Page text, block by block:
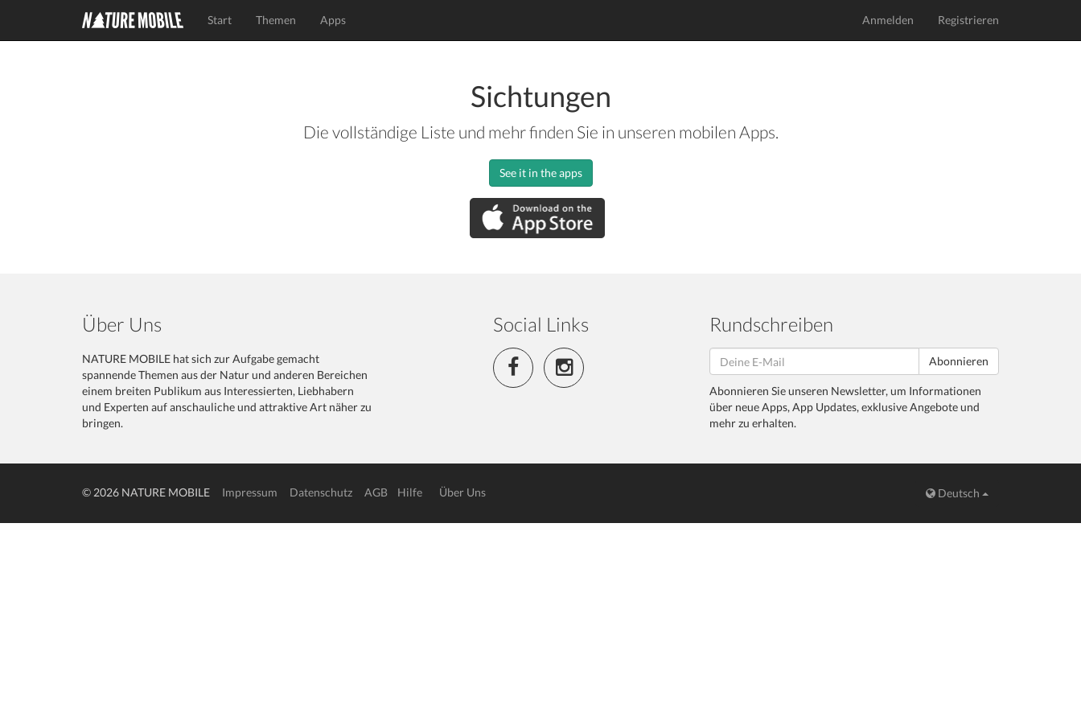
Start Themen Apps Anmelden Registrieren
Sichtungen
Die vollständige Liste und mehr finden Sie in unseren mobilen Apps.
See it in the apps
Über Uns
NATURE MOBILE hat sich zur Aufgabe gemacht
spannende Themen aus der Natur und anderen Bereichen
einem breiten Publikum aus Interessierten, Liebhabern
und Experten auf anschauliche und attraktive Art näher zu
bringen.
Social Links Rundschreiben
Abonnieren
Abonnieren Sie unseren Newsletter, um Informationen
über neue Apps, App Updates, exklusive Angebote und
mehr zu erhalten.
© 2026 NATURE MOBILE Impressum Datenschutz AGB Hilfe Über Uns Deutsch